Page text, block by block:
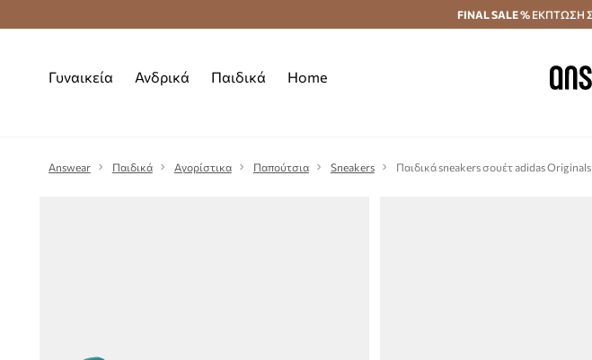
Δωρεάν μεταφορικά άνω των 70 € Αποστολή
FINAL SALE % ΕΚΠΤΩΣΗ
Γυναικεία Ανδρικά Παιδικά Home
Answear Παιδικά Αγορίστικα Παπούτσια Sneakers Παιδικά sneakers σουέτ adidas